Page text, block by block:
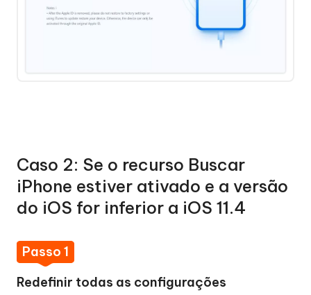
Caso 2: Se o recurso Buscar
iPhone estiver ativado e a versão
do iOS for inferior a iOS 11.4
Passo 1
Redefinir todas as configurações